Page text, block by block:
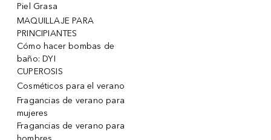
Piel Grasa
MAQUILLAJE PARA
PRINCIPIANTES
Cómo hacer bombas de
baño: DYI
CUPEROSIS
Cosméticos para el verano
Fragancias de verano para
mujeres
Fragancias de verano para